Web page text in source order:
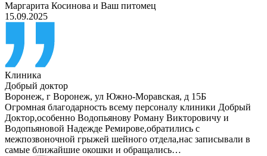
Маргарита Косинова и Ваш питомец
15.09.2025
Клиника
Добрый доктор
Воронеж, г Воронеж, ул Южно-Моравская, д 15Б
Огромная благодарность всему персоналу клиники Добрый
Доктор,особенно Водопьянову Роману Викторовичу и
Водопьяновой Надежде Ремирове,обратились с
межпозвоночной грыжей шейного отдела,нас записывали в
самые ближайшие окошки и обращались…